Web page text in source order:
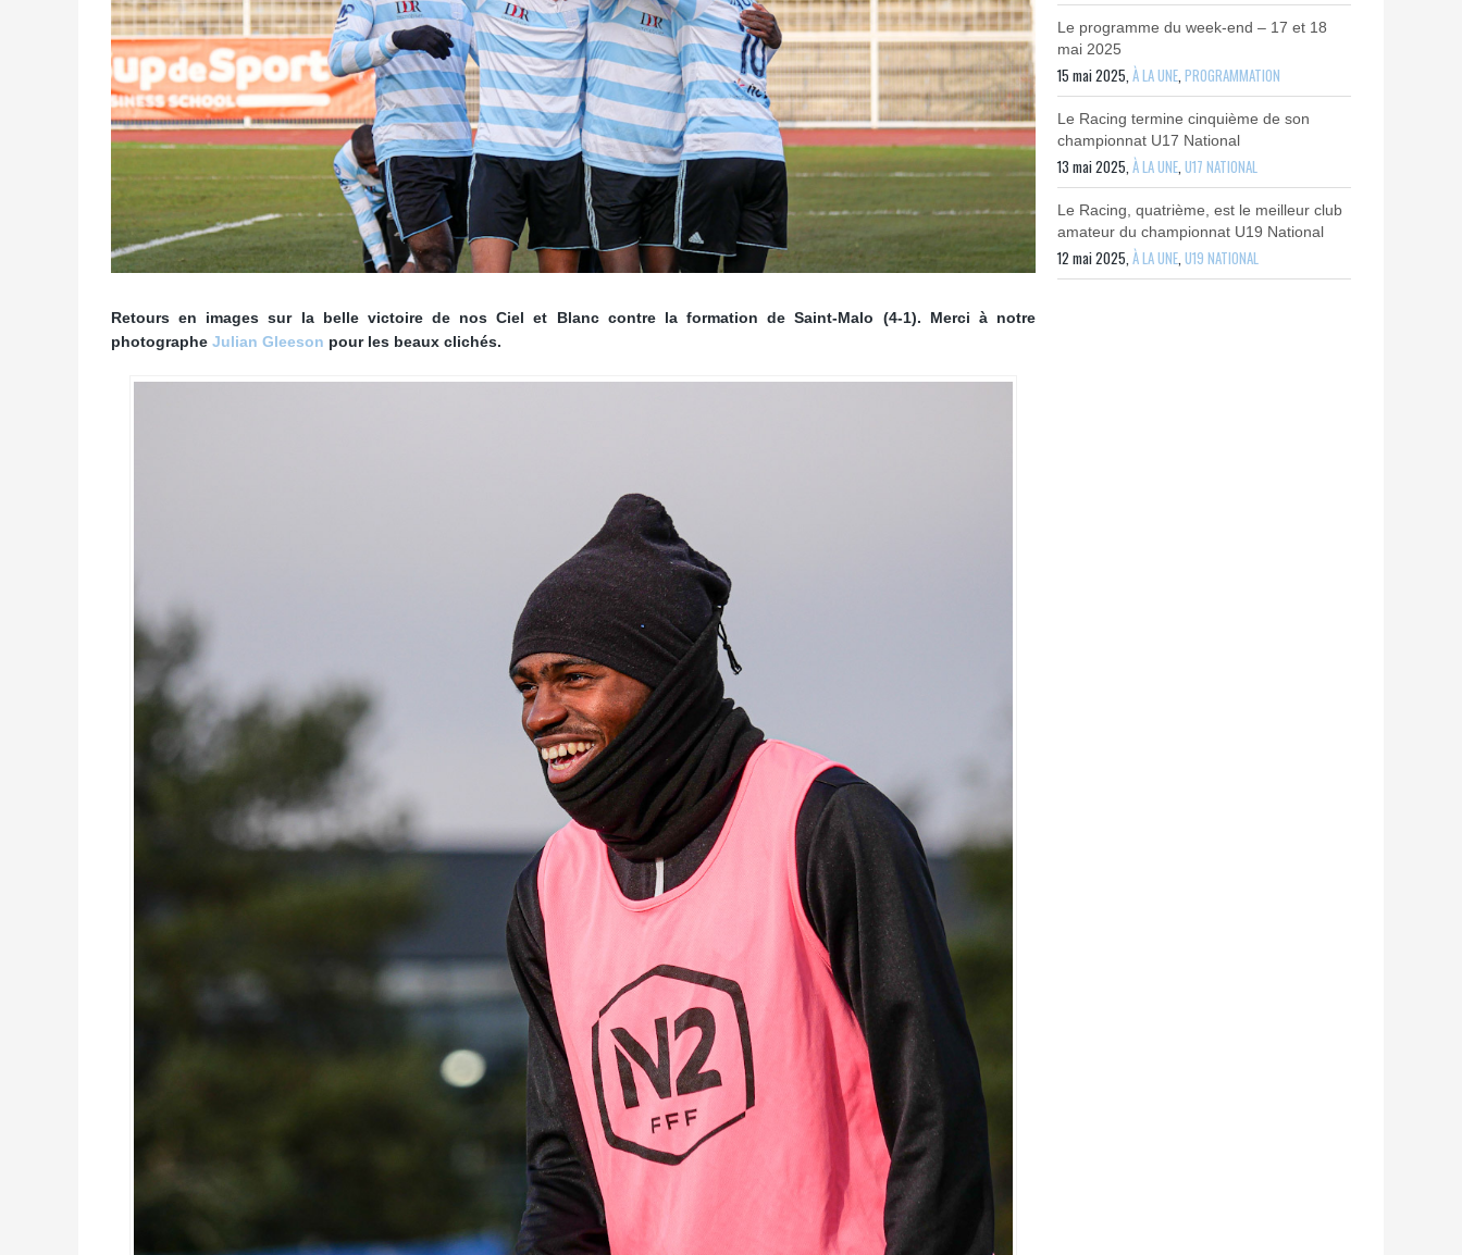
Retours en images sur la belle victoire de nos Ciel et Blanc contre la formation de Saint-Malo (4-1). Merci à notre
photographe Julian Gleeson pour les beaux clichés.
Le programme du week-end – 17 et 18
mai 2025
15 mai 2025,À LA UNE,PROGRAMMATION
Le Racing termine cinquième de son
championnat U17 National
13 mai 2025,À LA UNE,U17 NATIONAL
Le Racing, quatrième, est le meilleur club
amateur du championnat U19 National
12 mai 2025,À LA UNE,U19 NATIONAL